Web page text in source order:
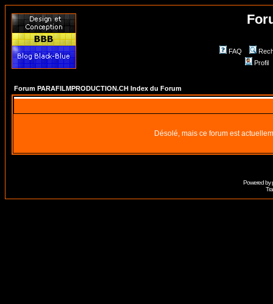
FAQ
Profil
Forum PARAFILMPRODUCTION.CH Index du Forum
Désolé, mais ce forum est
Powered by